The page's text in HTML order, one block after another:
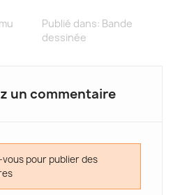
Publié dans: Bande
dessinée
un commentaire
pour publier des